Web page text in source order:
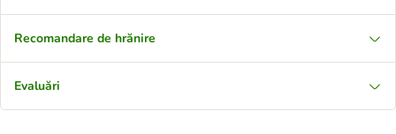
Recomandare de hrănire
Evaluări